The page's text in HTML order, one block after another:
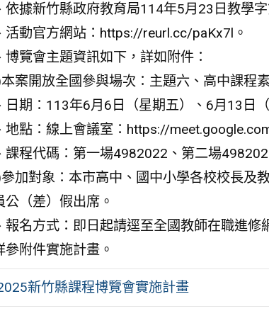
依據新竹縣政府教育局114年5月23日教學
活動官方網站：https://reurl.cc/paKx7l。
博覽會主題資訊如下，詳如附件：
案開放全國參與場次：主題六、高中課程
日期：113年6月6日（星期五）、6月13日
地點：線上會議室：https://
課程代碼：第一場4982022、第二場
加對象：本市高中、國中小學各校校長及
公（差）假出席。
報名方式：即日起請逕至全國教師在職進
參附件實施計畫。
新竹縣課程博覽會實施計畫